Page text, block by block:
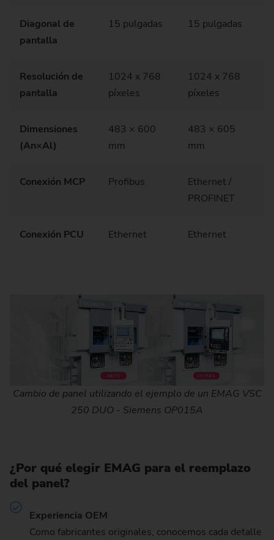
Diagonal de
pantalla
15 pulgadas 15 pulgadas
Resolución de
pantalla
1024 x 768
píxeles
1024 x 768
píxeles
Dimensiones
(An×Al)
483 × 600
mm
483 × 605
mm
Conexión MCP Profibus
Ethernet /
PROFINET
Conexión PCU Ethernet Ethernet
Cambio de panel utilizando el ejemplo de un EMAG VSC
250 DUO - Siemens OP015A
¿Por qué elegir EMAG para el reemplazo
del panel?
Experiencia OEM
Como fabricantes originales, conocemos cada detalle